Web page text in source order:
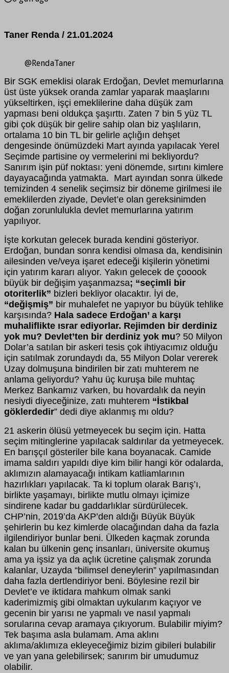
Taner Renda / 21.01.2024
@RendaTaner
Bir SGK emeklisi olarak Erdoğan, Devlet memurlarına
üst üste yüksek oranda zamlar yaparak maaşlarını
yükseltirken, işçi emeklilerine daha düşük zam
yapması beni oldukça şaşırttı. Zaten 7 bin 5 yüz TL
gibi çok düşük bir gelire sahip olan biz yaşlıların,
ortalama 10 bin TL bir gelirle açlığın dehşet
dengesinde önümüzdeki Mart ayında yapılacak Yerel
Seçimde partisine oy vermelerini mi bekliyordu?
Sanırım işin püf noktası: yeni dönemde, sırtını kimlere
dayayacağında yatmakta. Mart ayından sonra ülkede
temizinden 4 senelik seçimsiz bir döneme girilmesi ile
emeklilerden ziyade, Devlet’e olan gereksinimden
doğan zorunlulukla devlet memurlarına yatırım
yapılıyor.
İşte korkutan gelecek burada kendini gösteriyor.
Erdoğan, bundan sonra kendisi olmasa da, kendisinin
ailesinden ve/veya işaret edeceği kişilerin yönetimi
için yatırım kararı alıyor. Yakın gelecek de çooook
büyük bir değişim yaşanmazsa; “seçimli bir
otoriterlik” bizleri bekliyor olacaktır. İyi de,
“değişmiş” bir muhalefet ne yapıyor bu büyük tehlike
karşısında? Hala sadece Erdoğan’ a karşı
muhaliflikte ısrar ediyorlar. Rejimden bir derdiniz
yok mu? Devlet’ten bir derdiniz yok mu? 50 Milyon
Dolar’a satılan bir askeri tesis çok ihtiyacımız olduğu
için satılmak zorundaydı da, 55 Milyon Dolar vererek
Uzay dolmuşuna bindirilen bir zatı muhterem ne
anlama geliyordu? Yahu üç kuruşa bile muhtaç
Merkez Bankamız varken, bu hovardalık da neyin
nesiydi diyeceğinize, zatı muhterem “İstikbal
göklerdedir” dedi diye aklanmış mı oldu?
21 askerin ölüsü yetmeyecek bu seçim için. Hatta
seçim mitinglerine yapılacak saldırılar da yetmeyecek.
En barışçıl gösteriler bile kana boyanacak. Camide
imama saldırı yapıldı diye kim bilir hangi kör odalarda,
aklımızın alamayacağı intikam katliamlarının
hazırlıkları yapılacak. Ta ki toplum olarak Barış’ı,
birlikte yaşamayı, birlikte mutlu olmayı içimize
sindirene kadar bu gaddarlıklar sürdürülecek.
CHP’nin, 2019’da AKP’den aldığı Büyük Büyük
şehirlerin bu kez kimlerde olacağından daha da fazla
ilgilendiriyor bunlar beni. Ülkeden kaçmak zorunda
kalan bu ülkenin genç insanları, üniversite okumuş
ama ya işsiz ya da açlık ücretine çalışmak zorunda
kalanlar, Uzayda “bilimsel deneylerin” yapılmasından
daha fazla dertlendiriyor beni. Böylesine rezil bir
Devlet’e ve iktidara mahkum olmak sanki
kaderimizmiş gibi olmaktan uykularım kaçıyor ve
gecenin bir yarısı ne yapmalı ve nasıl yapmalı
sorularına cevap aramaya çıkıyorum. Bulabilir miyim?
Tek başıma asla bulamam. Ama aklını
aklıma/aklımıza ekleyeceğimiz bizim gibileri bulabilir
ve yan yana gelebilirsek; sanırım bir umudumuz
olabilir.